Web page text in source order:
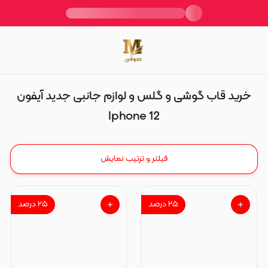
Iphone 12
خرید قاب گوشی و گلس و لوازم جانبی جدید آیفون
Iphone 12
فیلتر و ترتیب نمایش
۲۵درصد ۲۵درصد